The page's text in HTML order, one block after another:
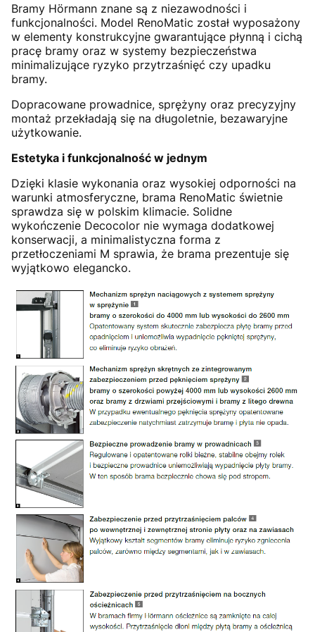
Bramy Hörmann znane są z niezawodności i
funkcjonalności. Model RenoMatic został wyposażony
w elementy konstrukcyjne gwarantujące płynną i cichą
pracę bramy oraz w systemy bezpieczeństwa
minimalizujące ryzyko przytrzaśnięć czy upadku
bramy.
Dopracowane prowadnice, sprężyny oraz precyzyjny
montaż przekładają się na długoletnie, bezawaryjne
użytkowanie.
Estetyka i funkcjonalność w jednym
Dzięki klasie wykonania oraz wysokiej odporności na
warunki atmosferyczne, brama RenoMatic świetnie
sprawdza się w polskim klimacie. Solidne
wykończenie Decocolor nie wymaga dodatkowej
konserwacji, a minimalistyczna forma z
przetłoczeniami M sprawia, że brama prezentuje się
wyjątkowo elegancko.